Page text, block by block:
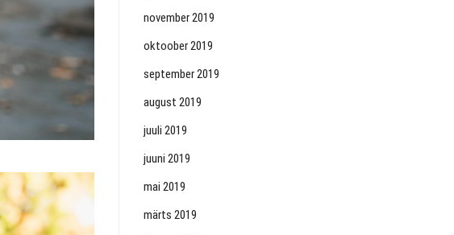
november 2019
oktoober 2019
september 2019
august 2019
juuli 2019
juuni 2019
mai 2019
märts 2019